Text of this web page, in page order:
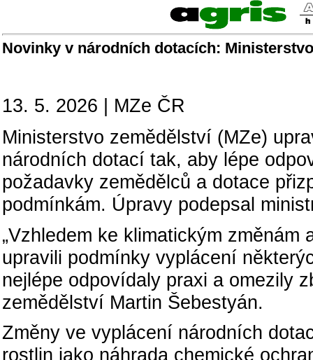
Novinky v národních dotacích:
13. 5. 2026 | MZe ČR
Ministerstvo zemědělství (MZe)
národních dotací tak, aby lépe
požadavky zemědělců a dotace
podmínkám. Úpravy podepsal
„Vzhledem ke klimatickým
upravili podmínky vyplácení
nejlépe odpovídaly praxi a omezily
zemědělství Martin Šebestyán.
Změny ve vyplácení národních
rostlin jako náhrada chemické